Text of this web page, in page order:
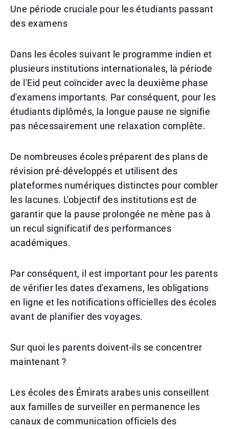
Une période cruciale pour les étudiants passant
des examens
Dans les écoles suivant le programme indien et
plusieurs institutions internationales, la période
de l'Eid peut coïncider avec la deuxième phase
d'examens importants. Par conséquent, pour les
étudiants diplômés, la longue pause ne signifie
pas nécessairement une relaxation complète.
De nombreuses écoles préparent des plans de
révision pré-développés et utilisent des
plateformes numériques distinctes pour combler
les lacunes. L'objectif des institutions est de
garantir que la pause prolongée ne mène pas à
un recul significatif des performances
académiques.
Par conséquent, il est important pour les parents
de vérifier les dates d'examens, les obligations
en ligne et les notifications officielles des écoles
avant de planifier des voyages.
Sur quoi les parents doivent-ils se concentrer
maintenant ?
Les écoles des Émirats arabes unis conseillent
aux familles de surveiller en permanence les
canaux de communication officiels des